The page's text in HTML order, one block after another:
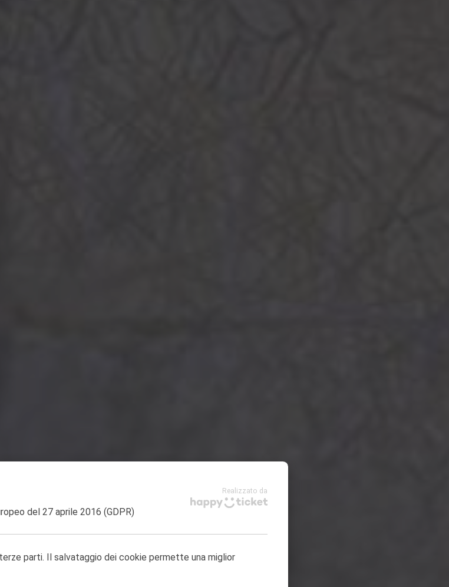
del 27 aprile 2016 (GDPR)
Realizzato da
parti. Il salvataggio dei cookie permette una miglior